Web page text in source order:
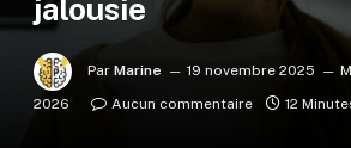
jalousie
Par Marine 19 novembre 2025
2026
Aucun commentaire 12